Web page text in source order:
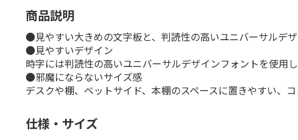
商品説明
●見やすい大きめの文字板と、判読性の高いユニバーサルデ
●見やすいデザイン
時字には判読性の高いユニバーサルデザインフォントを使用
●邪魔にならないサイズ感
デスクや棚、ベットサイド、本棚のスペースに置きやすい、
仕様・サイズ